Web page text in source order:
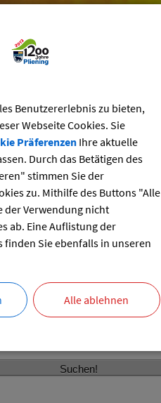
im Bürgerhaus
Pliening
Benutzererlebnis zu bieten,
Webseite Cookies. Sie
PräferenzenIhre aktuelle
Durch das Betätigen des
stimmen Sie der
zu. Mithilfe des Buttons "Alle
der Verwendung nicht
ab. Eine Auflistung der
finden Sie ebenfalls in unseren
Alle ablehnen